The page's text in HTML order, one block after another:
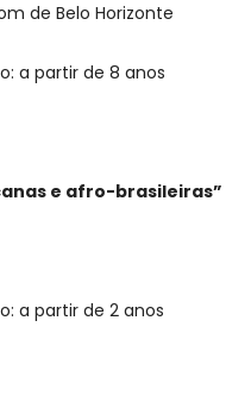
de Belo Horizonte
a partir de 8 anos
e afro-brasileiras”
a partir de 2 anos